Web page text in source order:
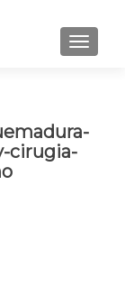
cirugia-